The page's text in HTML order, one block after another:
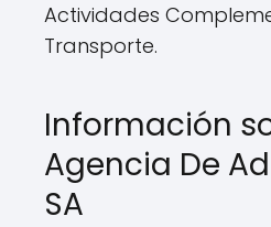
Actividades
Transporte.
Información
Agencia De
SA